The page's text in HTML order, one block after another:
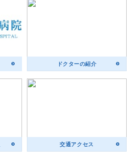
ドクターの紹介
交通アクセス